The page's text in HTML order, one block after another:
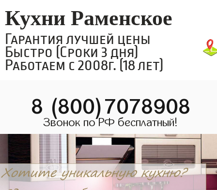
Кухни Раменское
Гарантия лучшей цены
Быстро (Сроки 3 дня)
Работаем с 2008г. (18 лет)
8 (800)7078908
Звонок по РФ бесплатный!